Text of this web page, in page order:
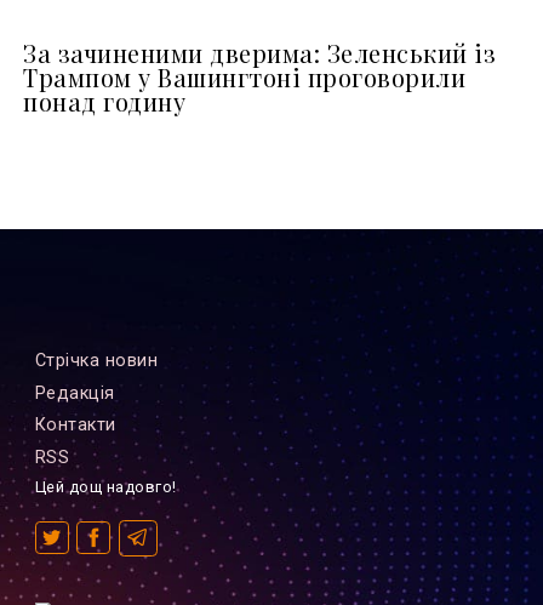
За зачиненими дверима: Зеленський із
Трампом у Вашингтоні проговорили
понад годину
Стрiчка новин
Редакцiя
Контакти
RSS
Цей дощ надовго!